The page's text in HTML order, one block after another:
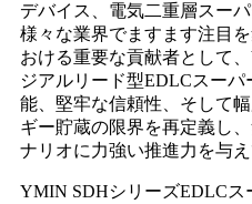
デバイス、電気二重層スー
様々な業界でますます注目
おける重要な貢献者として
ジアルリード型EDLCスー
能、堅牢な信頼性、そして
ギー貯蔵の限界を再定義し
ナリオに力強い推進力を与え
YMIN SDHシリーズEDLCス